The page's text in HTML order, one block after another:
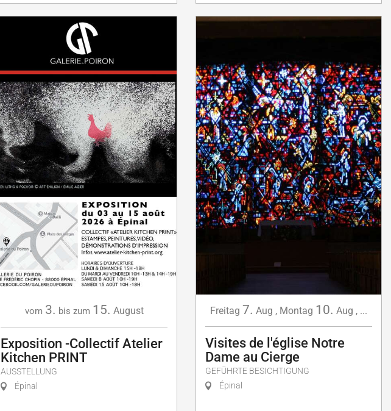
vom 3. bis zum 15. August
Exposition -Collectif Atelier
Kitchen PRINT
AUSSTELLUNG
Épinal
Freitag 7. Aug , Montag 10. Aug , ...
Visites de l'église Notre
Dame au Cierge
GEFÜHRTE BESICHTIGUNG
Épinal